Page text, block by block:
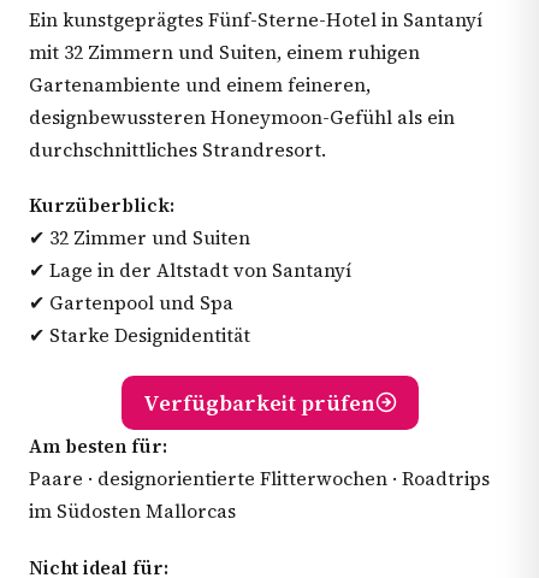
Ein kunstgeprägtes Fünf-Sterne-Hotel in Santanyí
mit 32 Zimmern und Suiten, einem ruhigen
Gartenambiente und einem feineren,
designbewussteren Honeymoon-Gefühl als ein
durchschnittliches Strandresort.
Kurzüberblick:
✔ 32 Zimmer und Suiten
✔ Lage in der Altstadt von Santanyí
✔ Gartenpool und Spa
✔ Starke Designidentität
Verfügbarkeit prüfen
Am besten für:
Paare · designorientierte Flitterwochen · Roadtrips
im Südosten Mallorcas
Nicht ideal für: